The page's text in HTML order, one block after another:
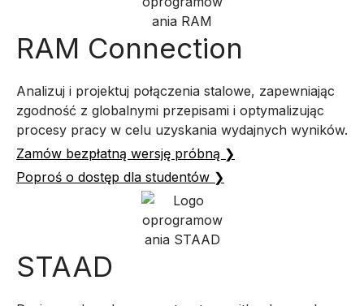
RAM Connection
Analizuj i projektuj połączenia stalowe, zapewniając
zgodność z globalnymi przepisami i optymalizując
procesy pracy w celu uzyskania wydajnych wyników.
Zamów bezpłatną wersję próbną ❯
Poproś o dostęp dla studentów ❯
STAAD